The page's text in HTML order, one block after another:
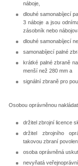
náboje,
dlouhé samonabíjecí
3 náboje a jsou
zásobník nebo
dlouhé samonabíjecí
samonabíjecí palné
krátké palné zbraně
menší než 280 mm a
signální zbraně pro
Osobou oprávněnou
držitel zbrojní licence
držitel zbrojního
takovou zbraní
osoba oprávněná
nevyňatá